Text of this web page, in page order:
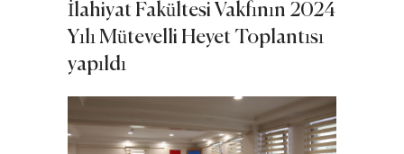
İlahiyat Fakültesi Vakfının 2024
Yılı Mütevelli Heyet Toplantısı
yapıldı